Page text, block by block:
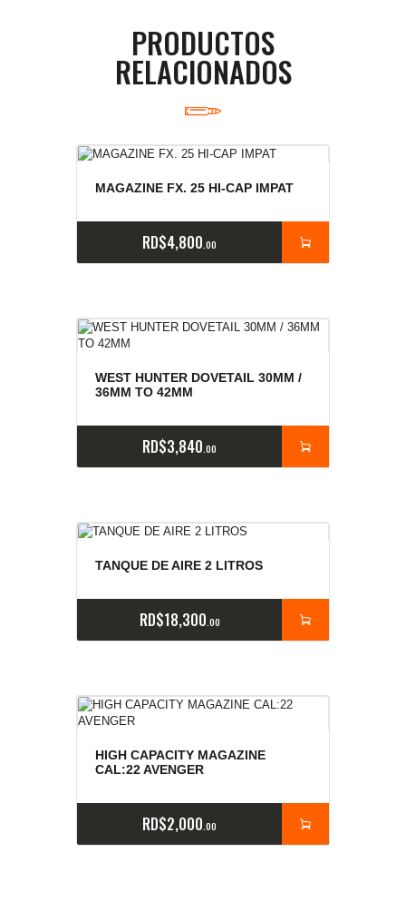
PRODUCTOS
RELACIONADOS
MAGAZINE FX. 25 HI-CAP IMPAT
RD$4,800 00
WEST HUNTER DOVETAIL 30MM /
36MM TO 42MM
RD$3,840 00
TANQUE DE AIRE 2 LITROS
RD$18,300 00
HIGH CAPACITY MAGAZINE
CAL:22 AVENGER
4.00
de 5
RD$2,000 00